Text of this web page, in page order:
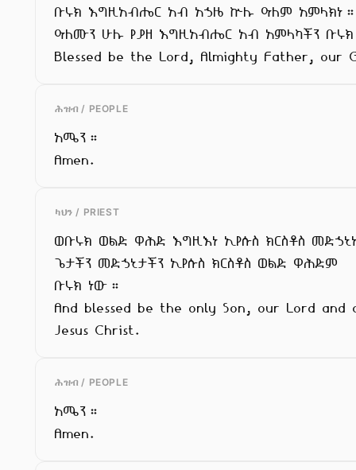
ቡሩክ እግዚአብሔር አብ አኃዜ ኵሉ ዓለም
ዓለሙን ሁሉ የያዘ እግዚአብሔር አብ አምላካችን
Blessed be the Lord, Almighty Father, our
ሕዝብ / PEOPLE
አሜን።
Amen.
ካህን / PRIEST
ወቡሩክ ወልድ ዋሕድ እግዚእነ ኢየሱስ ክርስቶስ
ጌታችን መድኃኒታችን ኢየሱስ ክርስቶስ ወልድ ዋሕድም
ቡሩክ ነው።
And blessed be the only Son, our Lord and
Jesus Christ.
ሕዝብ / PEOPLE
አሜን።
Amen.